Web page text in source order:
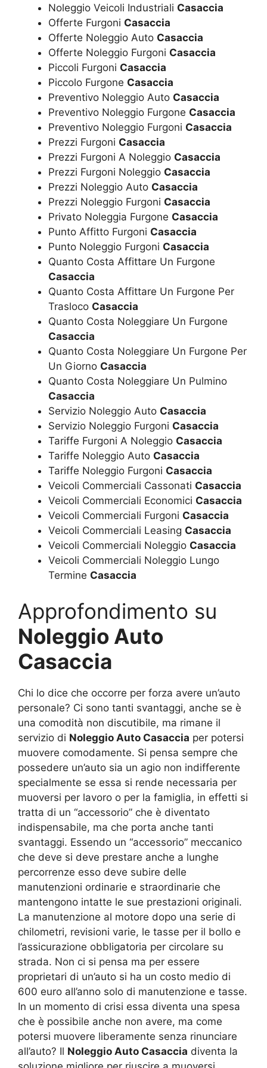
Noleggio Veicoli Industriali Casaccia
Offerte Furgoni Casaccia
Offerte Noleggio Auto Casaccia
Offerte Noleggio Furgoni Casaccia
Piccoli Furgoni Casaccia
Piccolo Furgone Casaccia
Preventivo Noleggio Auto Casaccia
Preventivo Noleggio Furgone Casaccia
Preventivo Noleggio Furgoni Casaccia
Prezzi Furgoni Casaccia
Prezzi Furgoni A Noleggio Casaccia
Prezzi Furgoni Noleggio Casaccia
Prezzi Noleggio Auto Casaccia
Prezzi Noleggio Furgoni Casaccia
Privato Noleggia Furgone Casaccia
Punto Affitto Furgoni Casaccia
Punto Noleggio Furgoni Casaccia
Quanto Costa Affittare Un Furgone
Casaccia
Quanto Costa Affittare Un Furgone Per
Trasloco Casaccia
Quanto Costa Noleggiare Un Furgone
Casaccia
Quanto Costa Noleggiare Un Furgone Per
Un Giorno Casaccia
Quanto Costa Noleggiare Un Pulmino
Casaccia
Servizio Noleggio Auto Casaccia
Servizio Noleggio Furgoni Casaccia
Tariffe Furgoni A Noleggio Casaccia
Tariffe Noleggio Auto Casaccia
Tariffe Noleggio Furgoni Casaccia
Veicoli Commerciali Cassonati Casaccia
Veicoli Commerciali Economici Casaccia
Veicoli Commerciali Furgoni Casaccia
Veicoli Commerciali Leasing Casaccia
Veicoli Commerciali Noleggio Casaccia
Veicoli Commerciali Noleggio Lungo
Termine Casaccia
Approfondimento su
Noleggio Auto
Casaccia
Chi lo dice che occorre per forza avere un’auto
personale? Ci sono tanti svantaggi, anche se è
una comodità non discutibile, ma rimane il
servizio di Noleggio Auto Casaccia per potersi
muovere comodamente. Si pensa sempre che
possedere un’auto sia un agio non indifferente
specialmente se essa si rende necessaria per
muoversi per lavoro o per la famiglia, in effetti si
tratta di un “accessorio” che è diventato
indispensabile, ma che porta anche tanti
svantaggi. Essendo un “accessorio” meccanico
che deve si deve prestare anche a lunghe
percorrenze esso deve subire delle
manutenzioni ordinarie e straordinarie che
mantengono intatte le sue prestazioni originali.
La manutenzione al motore dopo una serie di
chilometri, revisioni varie, le tasse per il bollo e
l’assicurazione obbligatoria per circolare su
strada. Non ci si pensa ma per essere
proprietari di un’auto si ha un costo medio di
600 euro all’anno solo di manutenzione e tasse.
In un momento di crisi essa diventa una spesa
che è possibile anche non avere, ma come
potersi muovere liberamente senza rinunciare
all’auto? Il Noleggio Auto Casaccia diventa la